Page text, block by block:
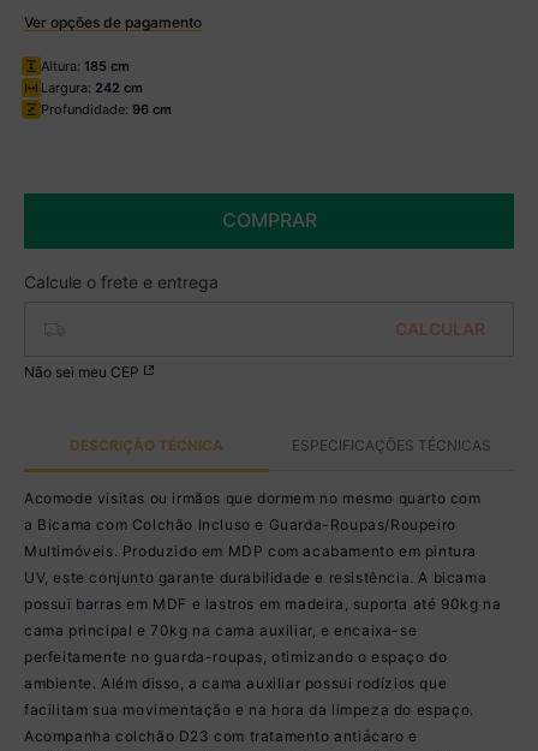
Ver opções de pagamento
R$ 1.899,99 à vista no Boleto
5% de desconto)
Altura: 185 cm
Largura: 242 cm
Profundidade: 96 cm
COMPRAR
Não sei meu CEP
DESCRIÇÃO TÉCNICA ESPECIFICAÇÕES TÉCNICAS
Acomode visitas ou irmãos que dormem no mesmo quarto com
a Bicama com Colchão Incluso e Guarda-Roupas/Roupeiro
Multimóveis. Produzido em MDP com acabamento em pintura
UV, este conjunto garante durabilidade e resistência. A bicama
possui barras em MDF e lastros em madeira, suporta até 90kg na
cama principal e 70kg na cama auxiliar, e encaixa-se
perfeitamente no guarda-roupas, otimizando o espaço do
ambiente. Além disso, a cama auxiliar possui rodízios que
facilitam sua movimentação e na hora da limpeza do espaço.
Acompanha colchão D23 com tratamento antiácaro e